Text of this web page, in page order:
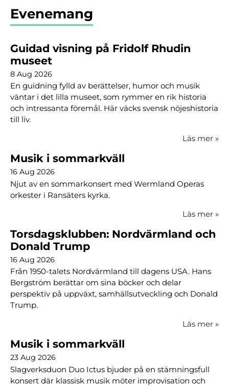
Evenemang
Guidad visning på Fridolf Rhudin
museet
8 Aug 2026
En guidning fylld av berättelser, humor och musik
väntar i det lilla museet, som rymmer en rik historia
och intressanta föremål. Här väcks svensk nöjeshistoria
till liv.
Läs mer »
Musik i sommarkväll
16 Aug 2026
Njut av en sommarkonsert med Wermland Operas
orkester i Ransäters kyrka.
Läs mer »
Torsdagsklubben: Nordvärmland och
Donald Trump
16 Aug 2026
Från 1950-talets Nordvärmland till dagens USA. Hans
Bergström berättar om sina böcker och delar
perspektiv på uppväxt, samhällsutveckling och Donald
Trump.
Läs mer »
Musik i sommarkväll
23 Aug 2026
Slagverksduon Duo Ictus bjuder på en stämningsfull
konsert där klassisk musik möter improvisation och